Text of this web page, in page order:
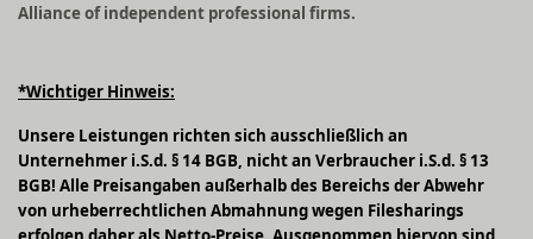
Alliance of independent professional firms.
*Wichtiger Hinweis:
Unsere Leistungen richten sich ausschließlich an
Unternehmer i.S.d. § 14 BGB, nicht an Verbraucher i.S.d. § 13
BGB! Alle Preisangaben außerhalb des Bereichs der Abwehr
von urheberrechtlichen Abmahnung wegen Filesharings